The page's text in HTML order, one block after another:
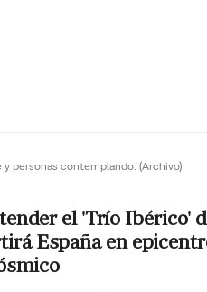
y personas contemplando. (Archivo)
el 'Trío Ibérico'
España en